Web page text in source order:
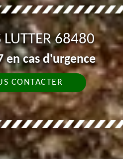
LUTTER 68480
cas d'urgence
CONTACTER